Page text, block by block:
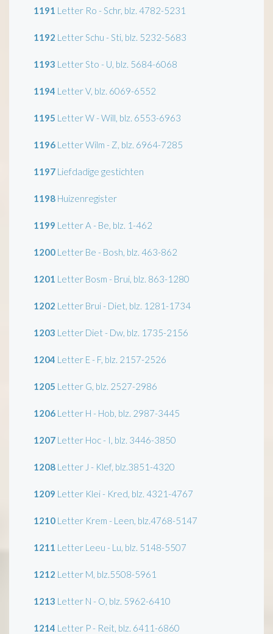
1191 Letter Ro - Schr, blz. 4782-5231
1192 Letter Schu - Sti, blz. 5232-5683
1193 Letter Sto - U, blz. 5684-6068
1194 Letter V, blz. 6069-6552
1195 Letter W - Will, blz. 6553-6963
1196 Letter Wilm - Z, blz. 6964-7285
1197 Liefdadige gestichten
1198 Huizenregister
1199 Letter A - Be, blz. 1-462
1200 Letter Be - Bosh, blz. 463-862
1201 Letter Bosm - Brui, blz. 863-1280
1202 Letter Brui - Diet, blz. 1281-1734
1203 Letter Diet - Dw, blz. 1735-2156
1204 Letter E - F, blz. 2157-2526
1205 Letter G, blz. 2527-2986
1206 Letter H - Hob, blz. 2987-3445
1207 Letter Hoc - I, blz. 3446-3850
1208 Letter J - Klef, blz.3851-4320
1209 Letter Klei - Kred, blz. 4321-4767
1210 Letter Krem - Leen, blz.4768-5147
1211 Letter Leeu - Lu, blz. 5148-5507
1212 Letter M, blz.5508-5961
1213 Letter N - O, blz. 5962-6410
1214 Letter P - Reit, blz. 6411-6860